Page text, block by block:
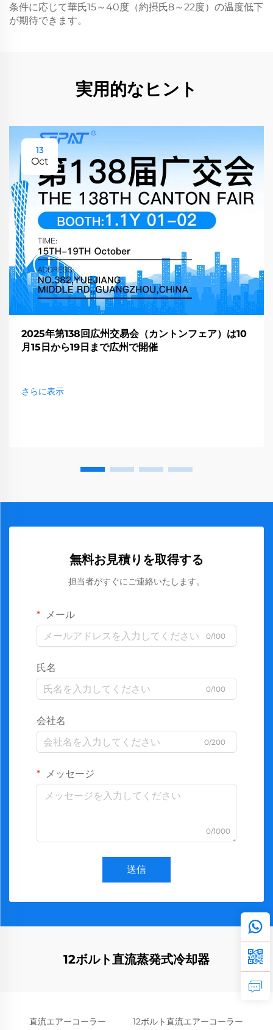
条件に応じて華氏15～40度（約摂氏8～22度）の温度低下
が期待できます。
実用的なヒント
13
Oct
2025年第138回広州交易会（カントンフェア）は10
月15日から19日まで広州で開催
さらに表示
無料お見積りを取得する
担当者がすぐにご連絡いたします。
メール
0/100
氏名
0/100
会社名
0/200
メッセージ
0/1000
送信
12ボルト直流蒸発式冷却器
直流エアーコーラー 12ボルト直流エアーコーラー